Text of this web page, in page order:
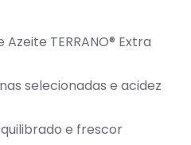
TERRANO® Extra
selecionadas e acidez
e frescor